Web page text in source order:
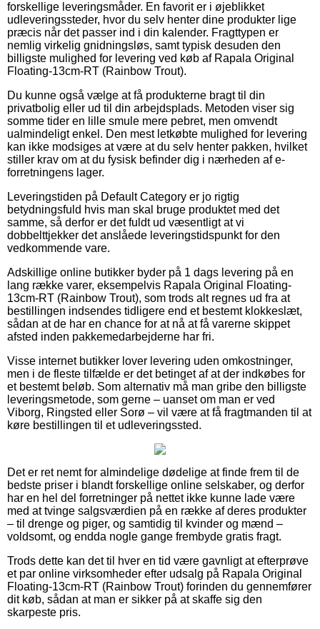
forskellige leveringsmåder. En favorit er i øjeblikket
udleveringssteder, hvor du selv henter dine produkter lige
præcis når det passer ind i din kalender. Fragttypen er
nemlig virkelig gnidningsløs, samt typisk desuden den
billigste mulighed for levering ved køb af Rapala Original
Floating-13cm-RT (Rainbow Trout).
Du kunne også vælge at få produkterne bragt til din
privatbolig eller ud til din arbejdsplads. Metoden viser sig
somme tider en lille smule mere pebret, men omvendt
ualmindeligt enkel. Den mest letkøbte mulighed for levering
kan ikke modsiges at være at du selv henter pakken, hvilket
stiller krav om at du fysisk befinder dig i nærheden af e-
forretningens lager.
Leveringstiden på Default Category er jo rigtig
betydningsfuld hvis man skal bruge produktet med det
samme, så derfor er det fuldt ud væsentligt at vi
dobbelttjekker det anslåede leveringstidspunkt for den
vedkommende vare.
Adskillige online butikker byder på 1 dags levering på en
lang række varer, eksempelvis Rapala Original Floating-
13cm-RT (Rainbow Trout), som trods alt regnes ud fra at
bestillingen indsendes tidligere end et bestemt klokkeslæt,
sådan at de har en chance for at nå at få varerne skippet
afsted inden pakkemedarbejderne har fri.
Visse internet butikker lover levering uden omkostninger,
men i de fleste tilfælde er det betinget af at der indkøbes for
et bestemt beløb. Som alternativ må man gribe den billigste
leveringsmetode, som gerne – uanset om man er ved
Viborg, Ringsted eller Sorø – vil være at få fragtmanden til at
køre bestillingen til et udleveringssted.
Det er ret nemt for almindelige dødelige at finde frem til de
bedste priser i blandt forskellige online selskaber, og derfor
har en hel del forretninger på nettet ikke kunne lade være
med at tvinge salgsværdien på en række af deres produkter
– til drenge og piger, og samtidig til kvinder og mænd –
voldsomt, og endda nogle gange frembyde gratis fragt.
Trods dette kan det til hver en tid være gavnligt at efterprøve
et par online virksomheder efter udsalg på Rapala Original
Floating-13cm-RT (Rainbow Trout) forinden du gennemfører
dit køb, sådan at man er sikker på at skaffe sig den
skarpeste pris.